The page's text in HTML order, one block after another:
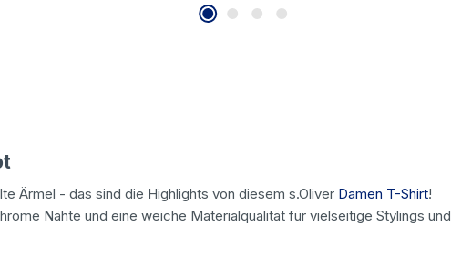
Ärmel - das sind die Highlights von diesem s.Oliver Damen T-Shirt!
Nähte und eine weiche Materialqualität für vielseitige Stylings und